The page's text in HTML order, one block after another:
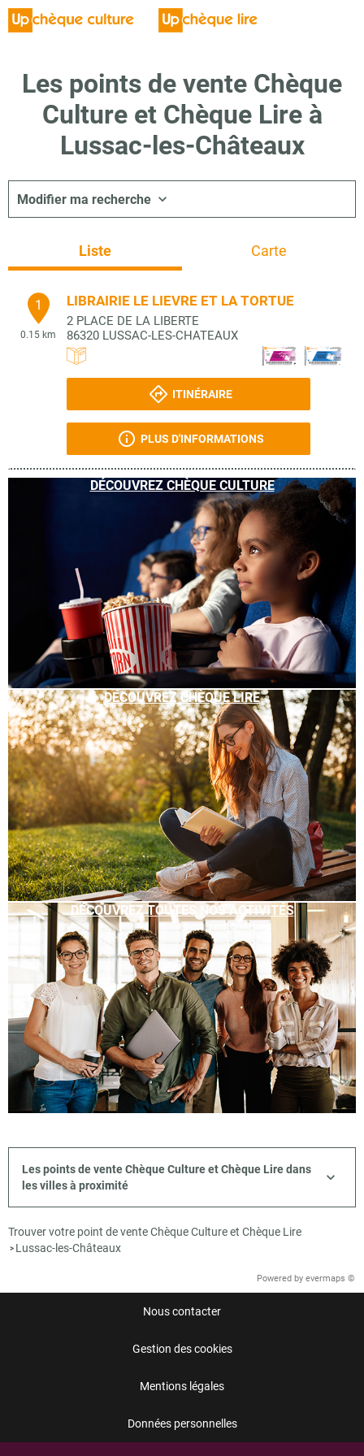
Les points de vente Chèque
Culture et Chèque Lire à
Lussac-les-Châteaux
Modifier ma recherche
Liste Carte
1
0.15 km
LIBRAIRIE LE LIEVRE ET LA TORTUE
2 PLACE DE LA LIBERTE
86320 LUSSAC-LES-CHATEAUX
ITINÉRAIRE
PLUS D'INFORMATIONS
DÉCOUVREZ CHÈQUE CULTURE
DÉCOUVREZ CHÈQUE LIRE
DÉCOUVREZ TOUTES NOS ACTIVITÉS
Les points de vente Chèque Culture et Chèque Lire dans
les villes à proximité
Trouver votre point de vente Chèque Culture et Chèque Lire
> Lussac-les-Châteaux
Powered by evermaps ©
Nous contacter
Gestion des cookies
Mentions légales
Données personnelles